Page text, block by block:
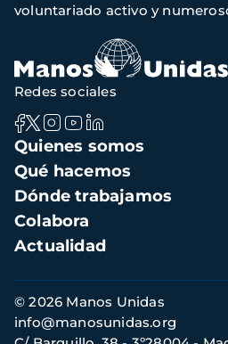
voluntariado activo y
Navegación
principal
Quienes somos
Qué hacemos
Dónde trabajamos
Colabora
Actualidad
Redes sociales
Información
de
contacto
© 2026 Manos Unidas
info@manosunidas.org